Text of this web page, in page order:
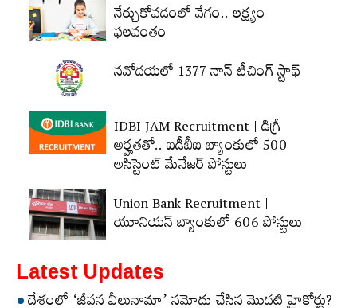
నేర్చుకోవడంలో వేగం.. లక్ష్యం
ఫలవంతం
నవోదయలో 1377 నాన్‌ టీచింగ్‌ స్టాఫ్‌
IDBI JAM Recruitment | డిగ్రీ
అర్హ‌త‌తో.. ఐడీబీఐ బ్యాంకులో 500
అసిస్టెంట్‌ మేనేజర్‌ పోస్టులు
Union Bank Recruitment |
యూనియన్ బ్యాంకులో 606 పోస్టులు
Latest Updates